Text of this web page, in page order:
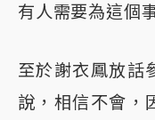
有人需要為這個
至於謝衣鳳放話
說，相信不會，